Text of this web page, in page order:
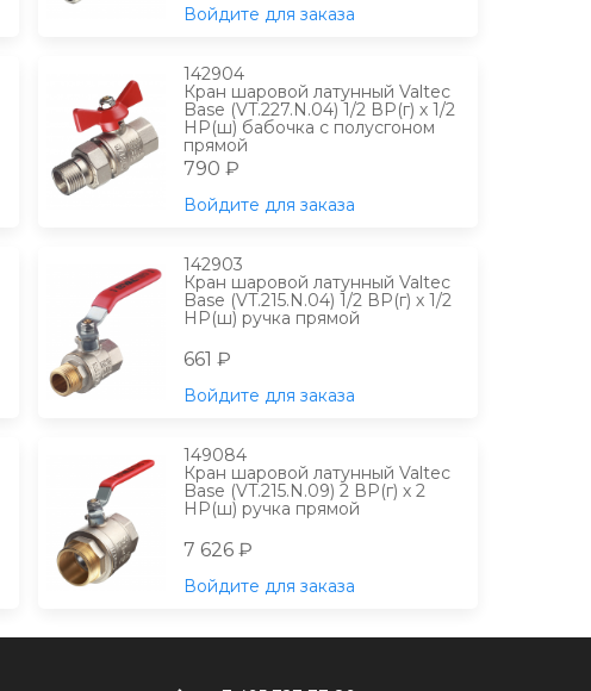
Войдите для заказа
142904
Кран шаровой латунный Valtec
Base (VT.227.N.04) 1/2 ВР(г) х 1/2
НР(ш) бабочка с полусгоном
прямой
790 ₽
Войдите для заказа
142903
Кран шаровой латунный Valtec
Base (VT.215.N.04) 1/2 ВР(г) х 1/2
НР(ш) ручка прямой
661 ₽
Войдите для заказа
149084
Кран шаровой латунный Valtec
Base (VT.215.N.09) 2 ВР(г) х 2
НР(ш) ручка прямой
7 626 ₽
Войдите для заказа